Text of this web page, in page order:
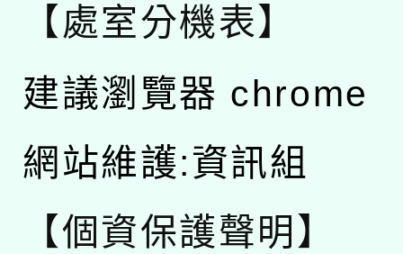
【處室分機表】
建議瀏覽器 chrome
網站維護:資訊組
【個資保護聲明】